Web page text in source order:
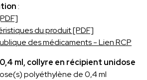
:
du produit [PDF]
des médicaments - Lien RCP
ml, collyre en récipient unidose
polyéthylène de 0,4 ml